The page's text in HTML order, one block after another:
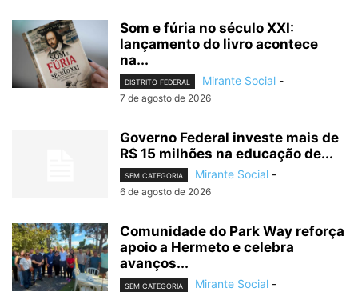
Som e fúria no século XXI:
lançamento do livro acontece
na...
DISTRITO FEDERAL Mirante Social -
7 de agosto de 2026
Governo Federal investe mais de
R$ 15 milhões na educação de...
SEM CATEGORIA Mirante Social -
6 de agosto de 2026
Comunidade do Park Way reforça
apoio a Hermeto e celebra
avanços...
SEM CATEGORIA Mirante Social -